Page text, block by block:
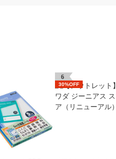
6
30%OFF